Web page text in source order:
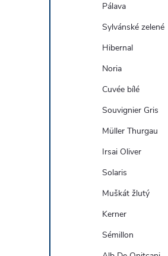
Pálava
Sylvánské zelené
Hibernal
Noria
Cuvée bílé
Souvignier Gris
Müller Thurgau
Irsai Oliver
Solaris
Muškát žlutý
Kerner
Sémillon